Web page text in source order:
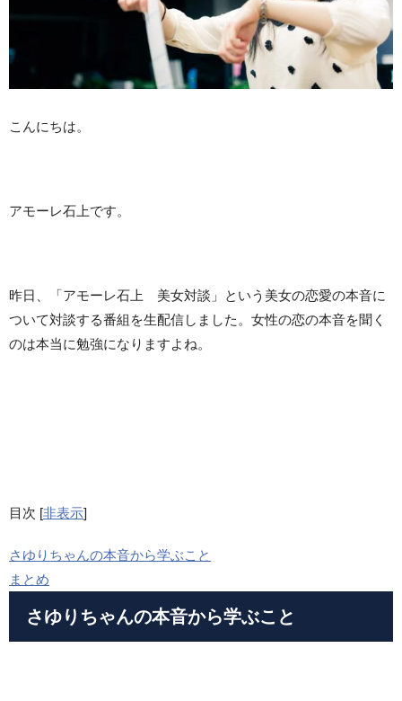
こんにちは。
アモーレ石上です。
昨日、「アモーレ石上 美女対談」という美女の恋愛の本音に
ついて対談する番組を生配信しました。女性の恋の本音を聞く
のは本当に勉強になりますよね。
目次 [非表示]
さゆりちゃんの本音から学ぶこと
まとめ
さゆりちゃんの本音から学ぶこと